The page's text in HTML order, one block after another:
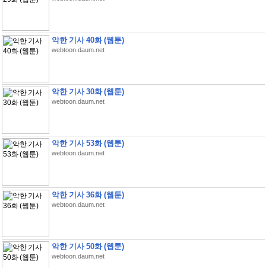
악한 기사 40화 (웹툰)
webtoon.daum.net
악한 기사 30화 (웹툰)
webtoon.daum.net
악한 기사 53화 (웹툰)
webtoon.daum.net
악한 기사 36화 (웹툰)
webtoon.daum.net
악한 기사 50화 (웹툰)
webtoon.daum.net